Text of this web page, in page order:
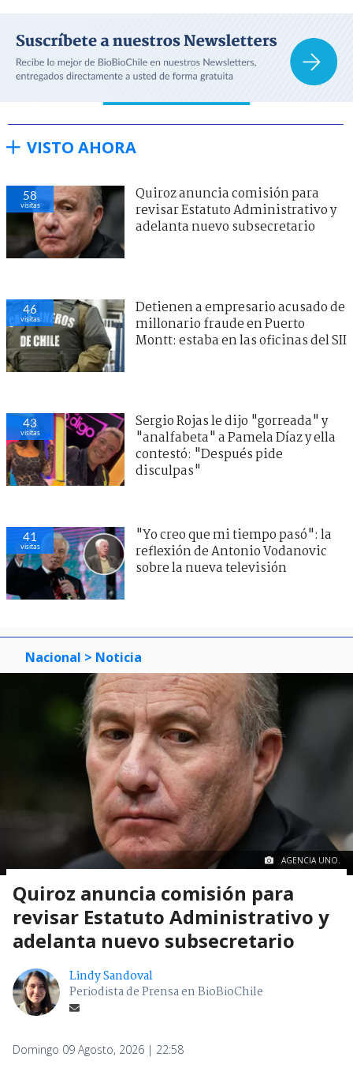
VISTO AHORA
58
visitas
Quiroz anuncia comisión para
revisar Estatuto Administrativo y
adelanta nuevo subsecretario
46
visitas
Detienen a empresario acusado de
millonario fraude en Puerto
Montt: estaba en las oficinas del SII
43
visitas
Sergio Rojas le dijo "gorreada" y
"analfabeta" a Pamela Díaz y ella
contestó: "Después pide
disculpas"
41
visitas
"Yo creo que mi tiempo pasó": la
reflexión de Antonio Vodanovic
sobre la nueva televisión
Nacional > Noticia
AGENCIA UNO.
Quiroz anuncia comisión para
revisar Estatuto Administrativo y
adelanta nuevo subsecretario
Lindy Sandoval
Periodista de Prensa en BioBioChile
Domingo 09 Agosto, 2026 | 22:58